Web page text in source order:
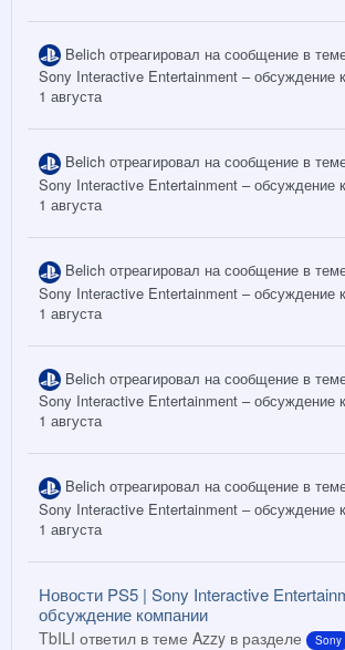
Belich отреагировал на сообщение в
Sony Interactive Entertainment – обсуждение
1 августа
Belich отреагировал на сообщение в
Sony Interactive Entertainment – обсуждение
1 августа
Belich отреагировал на сообщение в
Sony Interactive Entertainment – обсуждение
1 августа
Belich отреагировал на сообщение в
Sony Interactive Entertainment – обсуждение
1 августа
Belich отреагировал на сообщение в
Sony Interactive Entertainment – обсуждение
1 августа
Новости PS5 | Sony Interactive
обсуждение компании
TbILI ответил в теме Azzy в разделе Sony